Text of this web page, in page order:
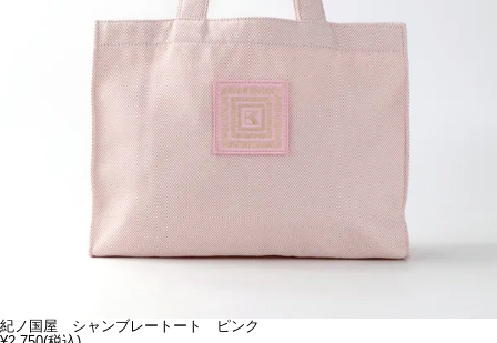
紀ノ国屋 シャンブレートート ピンク